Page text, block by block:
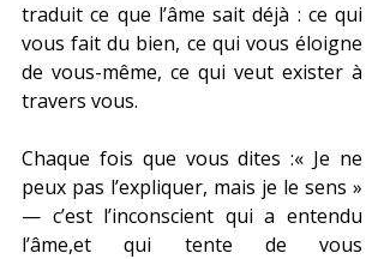
traduit ce que l’âme sait déjà : ce qui
vous fait du bien, ce qui vous éloigne
de vous-même, ce qui veut exister à
travers vous.
Chaque fois que vous dites :« Je ne
peux pas l’expliquer, mais je le sens »
— c’est l’inconscient qui a entendu
l’âme,et qui tente de vous